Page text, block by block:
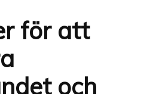
för att
och